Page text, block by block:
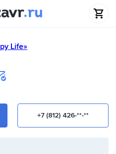
+7 (812) 426-**-**